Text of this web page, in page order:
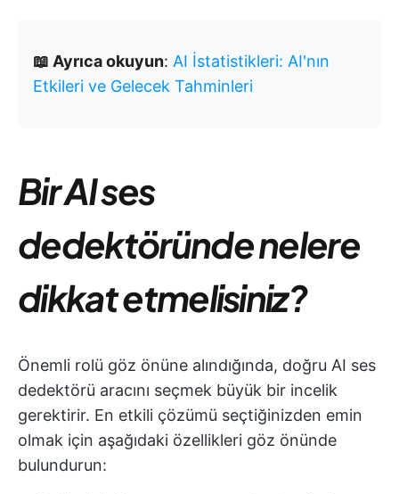
📖 Ayrıca okuyun: AI İstatistikleri: AI'nın
Etkileri ve Gelecek Tahminleri
Bir AI ses
dedektöründe nelere
dikkat etmelisiniz?
Önemli rolü göz önüne alındığında, doğru AI ses
dedektörü aracını seçmek büyük bir incelik
gerektirir. En etkili çözümü seçtiğinizden emin
olmak için aşağıdaki özellikleri göz önünde
bulundurun: